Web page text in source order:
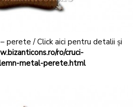
perete / Click aici pentru detalii și
ro/cruci-
metal-perete.html